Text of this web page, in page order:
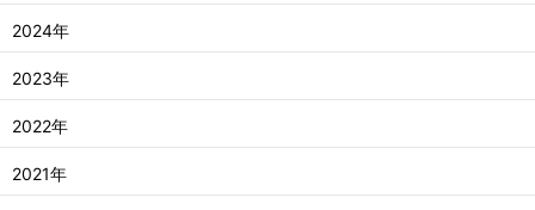
2024年
2023年
2022年
2021年